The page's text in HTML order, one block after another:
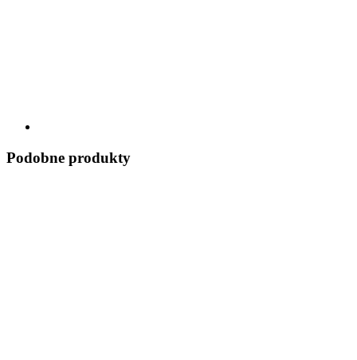
Podobne produkty